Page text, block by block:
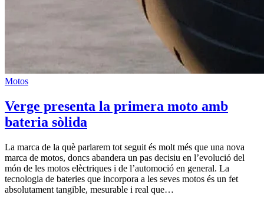
Motos
Verge presenta la primera moto amb
bateria sòlida
La marca de la què parlarem tot seguit és molt més que una nova
marca de motos, doncs abandera un pas decisiu en l’evolució del
món de les motos elèctriques i de l’automoció en general. La
tecnologia de bateries que incorpora a les seves motos és un fet
absolutament tangible, mesurable i real que…